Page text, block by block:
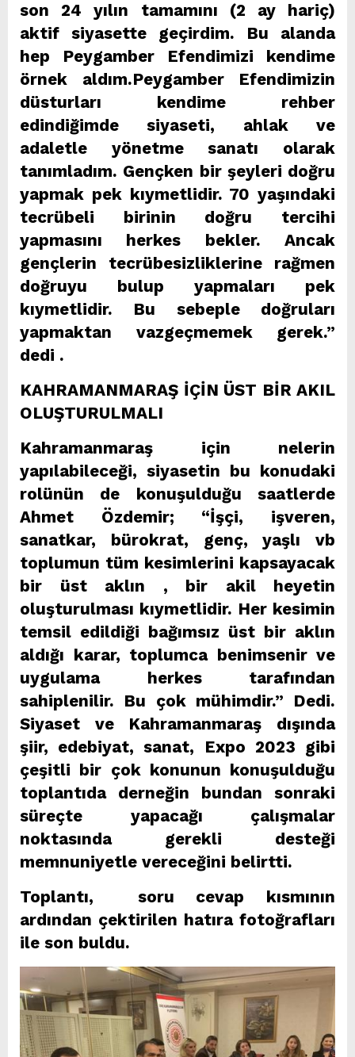
son 24 yılın tamamını (2 ay hariç)
aktif siyasette geçirdim. Bu alanda
hep Peygamber Efendimizi kendime
örnek aldım.Peygamber Efendimizin
düsturları kendime rehber
edindiğimde siyaseti, ahlak ve
adaletle yönetme sanatı olarak
tanımladım. Gençken bir şeyleri doğru
yapmak pek kıymetlidir. 70 yaşındaki
tecrübeli birinin doğru tercihi
yapmasını herkes bekler. Ancak
gençlerin tecrübesizliklerine rağmen
doğruyu bulup yapmaları pek
kıymetlidir. Bu sebeple doğruları
yapmaktan vazgeçmemek gerek.”
dedi .
KAHRAMANMARAŞ İÇİN ÜST BİR AKIL
OLUŞTURULMALI
Kahramanmaraş için nelerin
yapılabileceği, siyasetin bu konudaki
rolünün de konuşulduğu saatlerde
Ahmet Özdemir; “İşçi, işveren,
sanatkar, bürokrat, genç, yaşlı vb
toplumun tüm kesimlerini kapsayacak
bir üst aklın , bir akil heyetin
oluşturulması kıymetlidir. Her kesimin
temsil edildiği bağımsız üst bir aklın
aldığı karar, toplumca benimsenir ve
uygulama herkes tarafından
sahiplenilir. Bu çok mühimdir.” Dedi.
Siyaset ve Kahramanmaraş dışında
şiir, edebiyat, sanat, Expo 2023 gibi
çeşitli bir çok konunun konuşulduğu
toplantıda derneğin bundan sonraki
süreçte yapacağı çalışmalar
noktasında gerekli desteği
memnuniyetle vereceğini belirtti.
Toplantı, soru cevap kısmının
ardından çektirilen hatıra fotoğrafları
ile son buldu.